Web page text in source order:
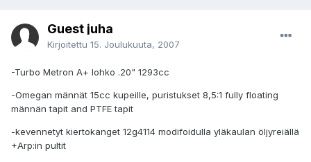
Guest juha
Kirjoitettu 15. Joulukuuta, 2007
-Turbo Metron A+ lohko .20" 1293cc
-Omegan männät 15cc kupeille, puristukset 8,5:1 fully floating
männän tapit and PTFE tapit
-kevennetyt kiertokanget 12g4114 modifoidulla yläkaulan öljyreiällä
+Arp:in pultit